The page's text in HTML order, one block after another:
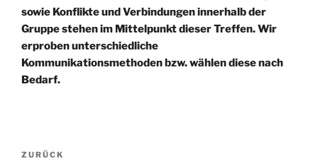
sowie Konflikte und Verbindungen innerhalb der
Gruppe stehen im Mittelpunkt dieser Treffen. Wir
erproben unterschiedliche
Kommunikationsmethoden bzw. wählen diese nach
Bedarf.
Beitragsnavigation
Vorheriger
ZURÜCK